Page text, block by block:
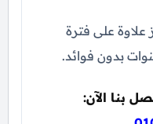
حجز علاوة على فترة
بنا الآن: